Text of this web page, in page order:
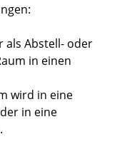
als Abstell- oder
in einen
wird in eine
in eine